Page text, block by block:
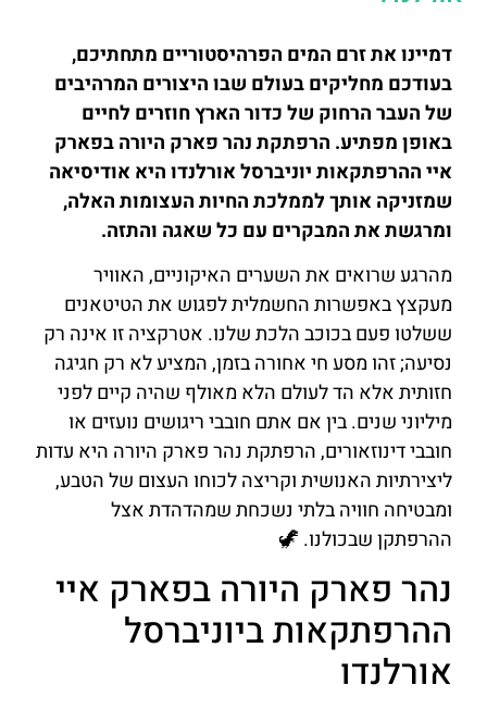
דמיינו את זרם המים הפרהיסטוריים מתחתיכם,
בעודכם מחליקים בעולם שבו היצורים המרהיבים
של העבר הרחוק של כדור הארץ חוזרים לחיים
באופן מפתיע. הרפתקת נהר פארק היורה בפארק
איי ההרפתקאות יוניברסל אורלנדו היא אודיסיאה
שמזניקה אותך לממלכת החיות העצומות האלה,
ומרגשת את המבקרים עם כל שאגה והתזה.
מהרגע שרואים את השערים האיקוניים, האוויר
מעקצץ באפשרות החשמלית לפגוש את הטיטאנים
ששלטו פעם בכוכב הלכת שלנו. אטרקציה זו אינה רק
נסיעה; זהו מסע חי אחורה בזמן, המציע לא רק חגיגה
חזותית אלא הד לעולם הלא מאולף שהיה קיים לפני
מיליוני שנים. בין אם אתם חובבי ריגושים נועזים או
חובבי דינוזאורים, הרפתקת נהר פארק היורה היא עדות
ליצירתיות האנושית וקריצה לכוחו העצום של הטבע,
ומבטיחה חוויה בלתי נשכחת שמהדהדת אצל
ההרפתקן שבכולנו. 🦖
נהר פארק היורה בפארק איי
ההרפתקאות ביוניברסל
אורלנדו